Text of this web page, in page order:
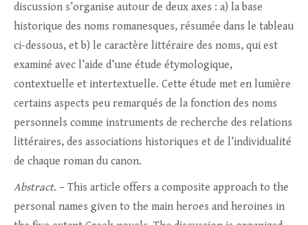
discussion s’organise autour de deux axes : a) la base
historique des noms romanesques, résumée dans le tableau
ci-dessous, et b) le caractère littéraire des noms, qui est
examiné avec l’aide d’une étude étymologique,
contextuelle et intertextuelle. Cette étude met en lumière
certains aspects peu remarqués de la fonction des noms
personnels comme instruments de recherche des relations
littéraires, des associations historiques et de l’individualité
de chaque roman du canon.
Abstract. – This article offers a composite approach to the
personal names given to the main heroes and heroines in